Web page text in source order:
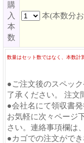
購
入
本
数
本(本数分
数量はセット数ではなく、本数計
●ご注文後のスペッ
了承ください。 注文
●会社名にて領収書発
お気軽に次々ページ
さい。連絡事項欄は
●カゴでの注文ができ